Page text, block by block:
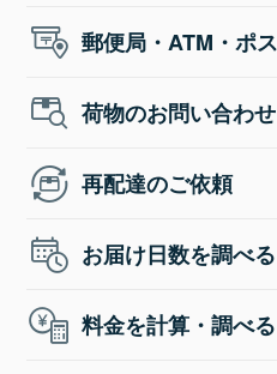
郵便局・ATM・ポ
荷物のお問い合わせ
再配達のご依頼
お届け日数を調べる
料金を計算・調べる